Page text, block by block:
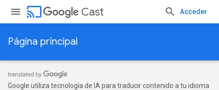
cast Cast Acceder
Página principal
Google utiliza tecnología de IA para traducir contenido a tu idioma